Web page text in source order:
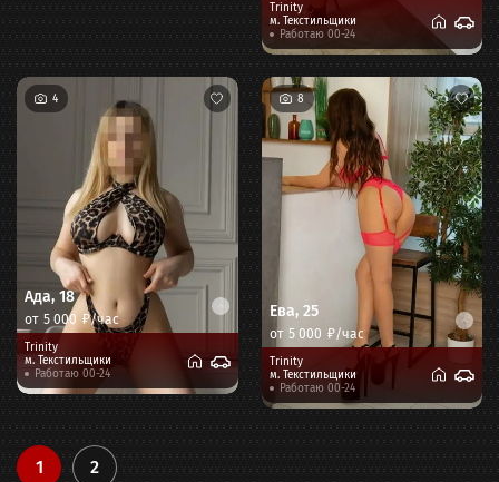
Trinity
м. Текстильщики
Работаю 00-24
Ада, 18
от 5 000 ₽/час
Trinity
м. Текстильщики
Работаю 00-24
4
Ева, 25
от 5 000 ₽/час
Trinity
м. Текстильщики
Работаю 00-24
8
1 2